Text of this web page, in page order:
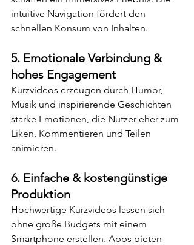
intuitive Navigation fördert den
schnellen Konsum von Inhalten.
5. Emotionale Verbindung &
hohes Engagement
Kurzvideos erzeugen durch Humor,
Musik und inspirierende Geschichten
starke Emotionen, die Nutzer eher zum
Liken, Kommentieren und Teilen
animieren.
6. Einfache & kostengünstige
Produktion
Hochwertige Kurzvideos lassen sich
ohne große Budgets mit einem
Smartphone erstellen. Apps bieten